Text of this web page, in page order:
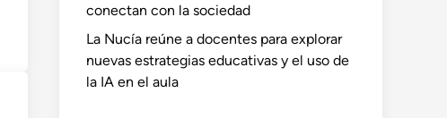
conectan con la sociedad
La Nucía reúne a docentes para explorar
nuevas estrategias educativas y el uso de
la IA en el aula